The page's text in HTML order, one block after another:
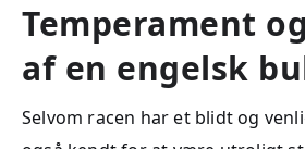
Temperament
af en engelsk
Selvom racen har et blidt og